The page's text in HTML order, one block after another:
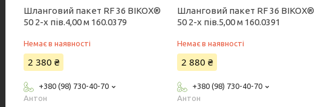
Шланговий пакет RF 36 BIKOX®
50 2-x пів.4,00 м 160.0379
Немає в наявності
2 380 ₴
+380 (98) 730-40-70
Антон
Шланговий пакет RF 36 BIKOX®
50 2-x пів.5,00 м 160.0391
Немає в наявності
2 880 ₴
+380 (98) 730-40-70
Антон